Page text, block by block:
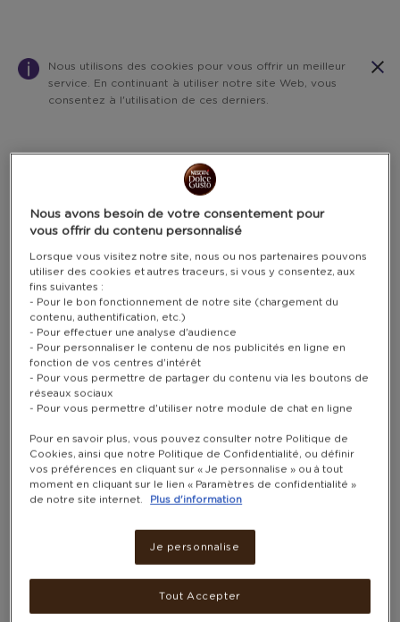
Nous utilisons des cookies pour vous offrir un meilleur
service. En continuant à utiliser notre site Web, vous
consentez à l'utilisation de ces derniers.
ÉCOUTEURS BLUETOOTH
"T6" SANS FIL – TOZO
Nous avons besoin de votre consentement pour
vous offrir du contenu personnalisé
Lorsque vous visitez notre site, nous ou nos partenaires pouvons
utiliser des cookies et autres traceurs, si vous y consentez, aux
fins suivantes :
- Pour le bon fonctionnement de notre site (chargement du
contenu, authentification, etc.)
- Pour effectuer une analyse d'audience
- Pour personnaliser le contenu de nos publicités en ligne en
fonction de vos centres d'intérêt
- Pour vous permettre de partager du contenu via les boutons de
réseaux sociaux
- Pour vous permettre d'utiliser notre module de chat en ligne
Pour en savoir plus, vous pouvez consulter notre Politique de
Cookies, ainsi que notre Politique de Confidentialité, ou définir
vos préférences en cliquant sur « Je personnalise » ou à tout
moment en cliquant sur le lien « Paramètres de confidentialité »
de notre site internet.
Plus d'information
Je personnalise
Tout Accepter